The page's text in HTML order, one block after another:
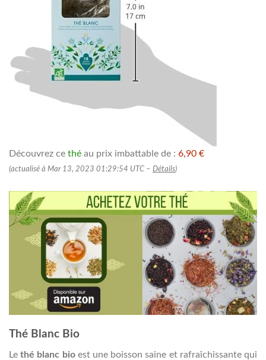
Découvrez ce thé au prix imbattable de : 6,90 €
(actualisé à Mar 13, 2023 01:29:54 UTC – Détails)
Thé Blanc Bio
Lethé blanc bioest une boisson saine et rafraîchissante qui